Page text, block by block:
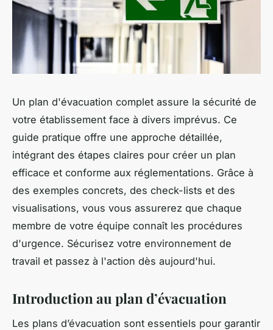
Un plan d'évacuation complet assure la sécurité de
votre établissement face à divers imprévus. Ce
guide pratique offre une approche détaillée,
intégrant des étapes claires pour créer un plan
efficace et conforme aux réglementations. Grâce à
des exemples concrets, des check-lists et des
visualisations, vous vous assurerez que chaque
membre de votre équipe connaît les procédures
d'urgence. Sécurisez votre environnement de
travail et passez à l'action dès aujourd'hui.
Introduction au plan d’évacuation
Les plans d’évacuation sont essentiels pour garantir